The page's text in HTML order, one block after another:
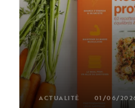
ACTUALITÉ 01/06/